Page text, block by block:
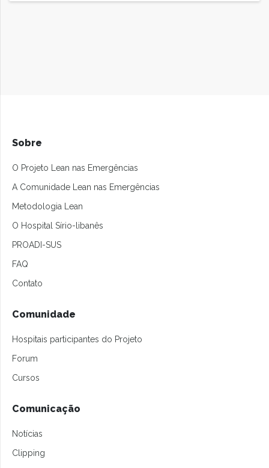
Sobre
O Projeto Lean nas Emergências
A Comunidade Lean nas Emergências
Metodologia Lean
O Hospital Sírio-libanês
PROADI-SUS
FAQ
Contato
Comunidade
Hospitais participantes do Projeto
Forum
Cursos
Comunicação
Notícias
Clipping